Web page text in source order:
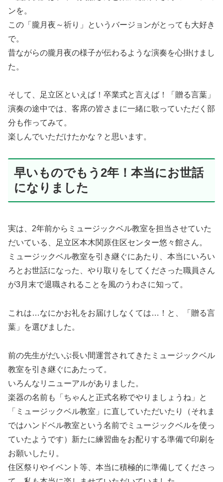
ンを。
この「朧月夜～祈り」というバージョンがとっても大好き
で。
昔ながらの朧月夜の様子が伝わるような演奏を心掛けまし
た。
そして、足立区といえば！卒業式と言えば！「贈る言葉」
演奏の途中では、客席の皆さまに一緒に歌っていただく部
分も作ってみて。
楽しんでいただけたかな？と思います。
早いものでもう2年！本当にお世話
になりました
実は、2年前からミュージックベル教室を担当させていた
だいている、足立区本木関原住区センター悠々館さん。
ミュージックベル教室を引き継ぐにあたり、本当にいろい
ろとお世話になった、やり取りをしてくださった職員さん
が3月末で退職されることを風のうわさに知って。
これは…なにかお礼をお届けしなくては…！と、「贈る言
葉」を選びました。
前の先生がだいぶ長い間運営されてきたミュージックベル
教室を引き継ぐにあたって。
いろんなリニューアルがありました。
楽器の名前も「ちゃんと正式名称でやりましょうね」と
「ミュージックベル教室」に直していただいたり（それま
ではハンドベル教室という名前でミュージックベルを使っ
ていたようです）新たに練習曲をお配りする準備で印刷を
お願いしたり。
住区祭りやイベント等、本当に積極的に準備してくださっ